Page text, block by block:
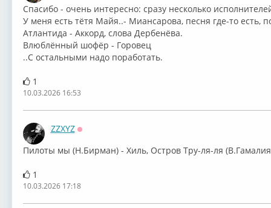
Спасибо - очень интересно: сразу несколько
У меня есть тётя Майя..- Миансарова, песня где-то есть,
Атлантида - Аккорд, слова Дербенёва.
Влюблённый шофёр - Горовец
..С остальными надо поработать.
1
10.03.2026 16:53
ZZXYZ
Пилоты мы (Н.Бирман) - Хиль, Остров Тру-ля-ля
1
10.03.2026 17:18